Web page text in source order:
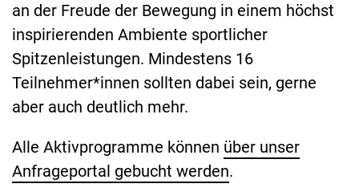
an der Freude der Bewegung in einem höchst
inspirierenden Ambiente sportlicher
Spitzenleistungen. Mindestens 16
Teilnehmer*innen sollten dabei sein, gerne
aber auch deutlich mehr.
Alle Aktivprogramme können über unser
Anfrageportal gebucht werden.